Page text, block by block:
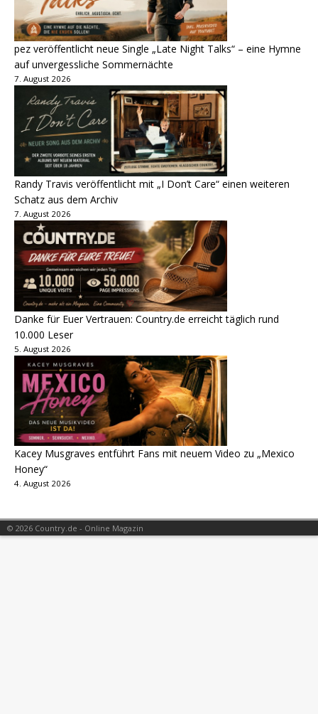
pez veröffentlicht neue Single „Late Night Talks“ – eine Hymne
auf unvergessliche Sommernächte
7. August 2026
Randy Travis veröffentlicht mit „I Don’t Care“ einen weiteren
Schatz aus dem Archiv
7. August 2026
Danke für Euer Vertrauen: Country.de erreicht täglich rund
10.000 Leser
5. August 2026
Kacey Musgraves entführt Fans mit neuem Video zu „Mexico
Honey“
4. August 2026
© 2026 Country.de - Online Magazin